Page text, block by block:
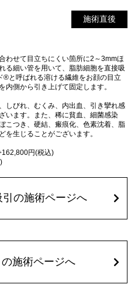
施術直後
わせて目立ちにくい箇所に2～3mmほ
る細い管を用いて、脂肪細胞を直接吸
®と呼ばれる溶ける繊維をお顔の目立
内側から引き上げて固定します。
しびれ、むくみ、内出血、引き攣れ感
います。また、稀に貧血、細菌感染
こつき、硬結、瘢痕化、色素沈着、脂
を生じることがございます。
円(税込)
の施術ページへ
施術ページへ